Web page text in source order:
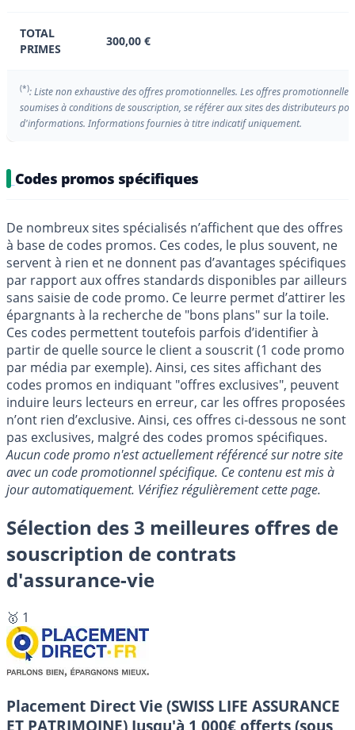
TOTAL
PRIMES
300,00 €
(*): Liste non exhaustive des offres promotionnelles. Les offres
soumises à conditions de souscription, se référer aux sites des distributeurs
d'informations. Informations fournies à titre indicatif uniquement.
Codes promos spécifiques
De nombreux sites spécialisés n’affichent que des offres
à base de codes promos. Ces codes, le plus souvent, ne
servent à rien et ne donnent pas d’avantages spécifiques
par rapport aux offres standards disponibles par ailleurs
sans saisie de code promo. Ce leurre permet d’attirer les
épargnants à la recherche de "bons plans" sur la toile.
Ces codes permettent toutefois parfois d’identifier à
partir de quelle source le client a souscrit (1 code promo
par média par exemple). Ainsi, ces sites affichant des
codes promos en indiquant "offres exclusives", peuvent
induire leurs lecteurs en erreur, car les offres proposées
n’ont rien d’exclusive. Ainsi, ces offres ci-dessous ne sont
pas exclusives, malgré des codes promos spécifiques.
Aucun code promo n'est actuellement référencé sur notre site
avec un code promotionnel spécifique. Ce contenu est mis à
jour automatiquement. Vérifiez régulièrement cette page.
Sélection des 3 meilleures offres de
souscription de contrats
d'assurance-vie
🥇 1
Placement Direct Vie (SWISS LIFE ASSURANCE
ET PATRIMOINE) Jusqu'à 1 000€ offerts (sous